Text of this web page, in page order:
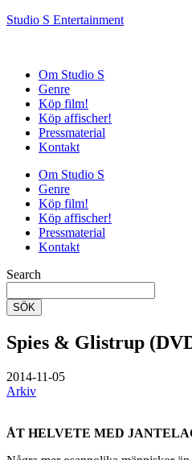
Studio S Entertainment
Om Studio S
Genre
Köp film!
Köp affischer!
Pressmaterial
Kontakt
Om Studio S
Genre
Köp film!
Köp affischer!
Pressmaterial
Kontakt
Search
SÖK
Spies & Glistrup
2014-11-05
Arkiv
ÅT HELVETE MED